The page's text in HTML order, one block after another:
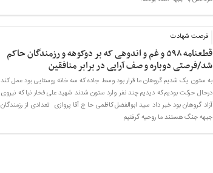
فرصت شهادت
قطعنامه ۵۹۸ و غم و اندوهی که بر دوکوهه و رزمندگان حاکم
شد/فرصتی دوباره و صف آرایی در برابر منافقین
به ستون یک شدیم گروهان ما قرار بود وسط جاده که سه خانه روستایی بود عمل کند
درحال حرکت بودیم که دیدیم چند نفر وارد ستون شدند شهید علی فخار نیا که نیروی
آزاد گروهان بود خبر داد سید ابوالفضل کاظمی حا ج آقا پروازی تعدادی از رزمندگان
جبهه جنگ هستند ما روحیه گرفتیم